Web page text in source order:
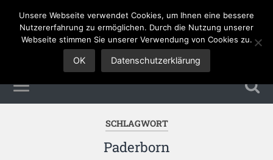
Sales Jobs
SCHLAGWORT
Paderborn
Unsere Webseite verwendet Cookies, um Ihnen eine bessere
Nutzererfahrung zu ermöglichen. Durch die Nutzung unserer
Webseite stimmen Sie unserer Verwendung von Cookies zu.
OK Datenschutzerklärung